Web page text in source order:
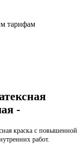
тарифам
-
краска с повышенной
работ.